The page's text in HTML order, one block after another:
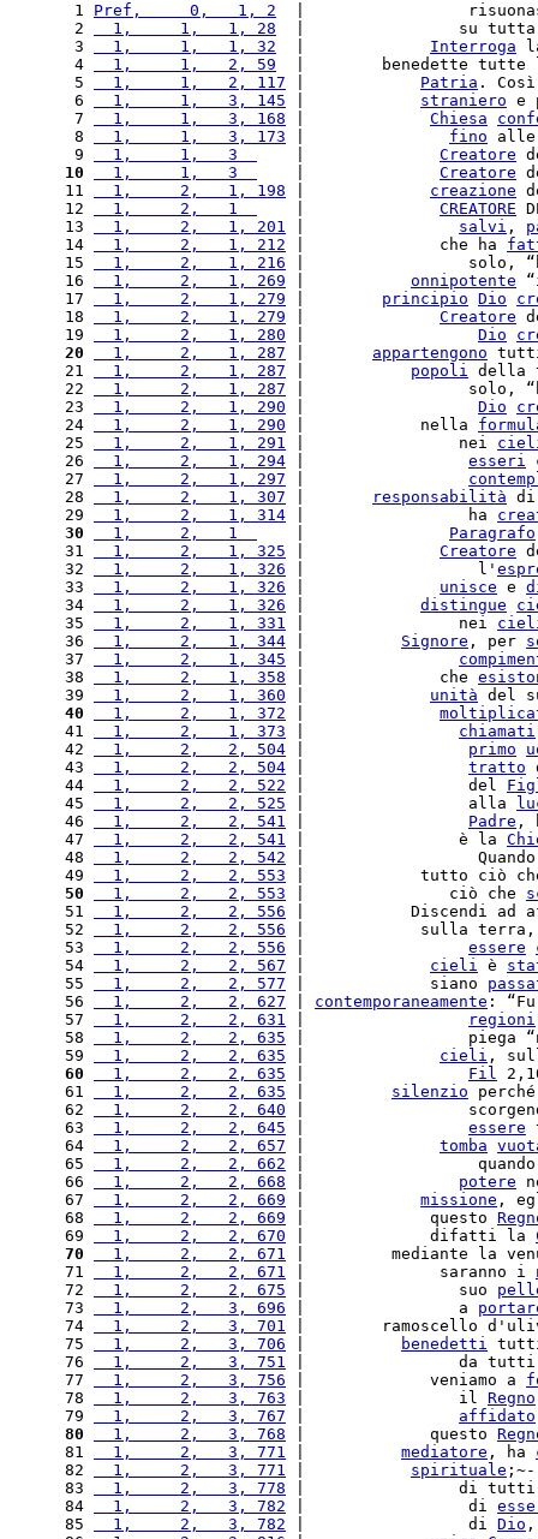
  1
Pref,     0,   1, 2
|
  2
  1,     1,   1, 28
|                su
  3
  1,     1,   1, 32
Interroga
  4
  1,     1,   2, 59
|        benedette tutte
  5
  1,     1,   2, 117
Patria .
  6
  1,     1,   3, 145
straniero e
  7
  1,     1,   3, 168
Chiesa
  8
  1,     1,   3, 173
fino alle
  9
  1,     1,   3
Creatore
10
  1,     1,   3
Creatore
11
  1,     2,   1, 198
creazione
12
  1,     2,   1
CREATORE
13
  1,     2,   1, 201
salvi ,
14
  1,     2,   1, 212
|              che ha
15
  1,     2,   1, 216
|                 solo,
16
  1,     2,   1, 269
onnipotente
17
  1,     2,   1, 279
principio Dio
18
  1,     2,   1, 279
Creatore
19
  1,     2,   1, 280
Dio
20
  1,     2,   1, 287
appartengono
21
  1,     2,   1, 287
popoli della
22
  1,     2,   1, 287
|                 solo,
23
  1,     2,   1, 290
Dio
24
  1,     2,   1, 290
|            nella
25
  1,     2,   1, 291
|                nei
26
  1,     2,   1, 294
esseri
27
  1,     2,   1, 297
28
  1,     2,   1, 307
responsabilità di
29
  1,     2,   1, 314
|                 ha
30
  1,     2,   1
Paragrafo
31
  1,     2,   1, 325
Creatore
32
  1,     2,   1, 326
|                  l'
33
  1,     2,   1, 326
unisce e
34
  1,     2,   1, 326
distingue
35
  1,     2,   1, 331
|                nei
36
  1,     2,   1, 344
Signore , per
37
  1,     2,   1, 345
38
  1,     2,   1, 358
|              che
39
  1,     2,   1, 360
unità del
40
  1,     2,   1, 372
41
  1,     2,   1, 373
chiamati
42
  1,     2,   2, 504
primo
43
  1,     2,   2, 504
tratto
44
  1,     2,   2, 522
|                 del
45
  1,     2,   2, 525
|                 alla
46
  1,     2,   2, 541
Padre ,
47
  1,     2,   2, 541
|                è la
48
  1,     2,   2, 542
|                  Quando
49
  1,     2,   2, 553
|            tutto ciò
50
  1,     2,   2, 553
|               ciò che
51
  1,     2,   2, 556
|           Discendi ad
52
  1,     2,   2, 556
|            sulla
53
  1,     2,   2, 556
essere
54
  1,     2,   2, 567
cieli è
55
  1,     2,   2, 577
|             siano
56
  1,     2,   2, 627
contemporaneamente :
57
  1,     2,   2, 631
regioni
58
  1,     2,   2, 635
|                 piega
59
  1,     2,   2, 635
cieli ,
60
  1,     2,   2, 635
Fil
61
  1,     2,   2, 635
silenzio
62
  1,     2,   2, 640
|
63
  1,     2,   2, 645
essere
64
  1,     2,   2, 657
tomba
65
  1,     2,   2, 662
|                  quando
66
  1,     2,   2, 668
potere
67
  1,     2,   2, 669
missione ,
68
  1,     2,   2, 669
|             questo
69
  1,     2,   2, 670
|             difatti la
70
  1,     2,   2, 671
|         mediante la
71
  1,     2,   2, 671
|              saranno i
72
  1,     2,   2, 675
|                suo
73
  1,     2,   3, 696
|                a
74
  1,     2,   3, 701
|        ramoscello
75
  1,     2,   3, 706
benedetti
76
  1,     2,   3, 751
|                da
77
  1,     2,   3, 756
|             veniamo a
78
  1,     2,   3, 763
|                il Regno
79
  1,     2,   3, 767
affidato
80
  1,     2,   3, 768
|             questo
81
  1,     2,   3, 771
mediatore , ha
82
  1,     2,   3, 771
spirituale
83
  1,     2,   3, 778
|                di
84
  1,     2,   3, 782
|                 di
85
  1,     2,   3, 782
|                 di Dio